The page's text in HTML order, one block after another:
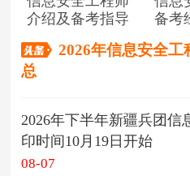
介绍及备考指导
备考
2026年信息安全
总
2026年下半年新疆兵团信
印时间10月19日开始
08-07